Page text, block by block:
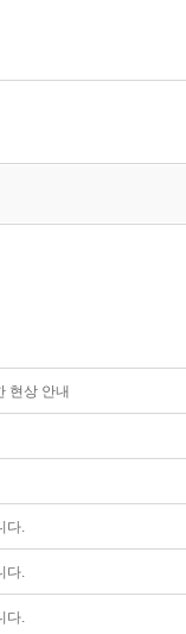
현상 안내
다.
다.
다.